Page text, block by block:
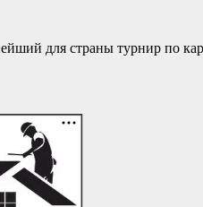
для страны турнир по